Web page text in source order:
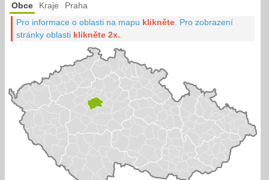
Obce Kraje Praha
Pro informace o oblasti na mapu klikněte Pro zobrazení
stránky oblasti klikněte 2x.